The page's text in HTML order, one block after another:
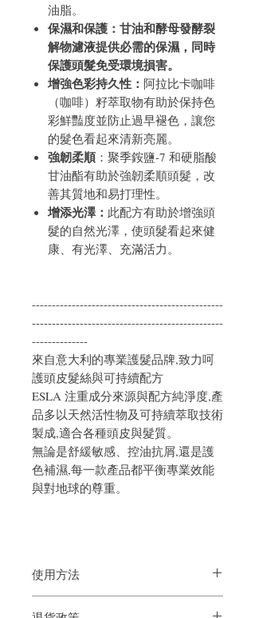
油脂。
保濕和保護：甘油和酵母發酵裂
解物濾液提供必需的保濕，同時
保護頭髮免受環境損害。
增強色彩持久性： 阿拉比卡咖啡
（咖啡）籽萃取物有助於保持色
彩鮮豔度並防止過早褪色，讓您
的髮色看起來清新亮麗。
強韌柔順 ：聚季銨鹽-7 和硬脂酸
甘油酯有助於強韌柔順頭髮，改
善其質地和易打理性。
增添光澤： 此配方有助於增強頭
髮的自然光澤，使頭髮看起來健
康、有光澤、充滿活力。
------------------------------------------------
------------------------------------------------
--------------
來自意大利的專業護髮品牌,致力呵
護頭皮髮絲與可持續配方
ESLA 注重成分來源與配方純淨度,產
品多以天然活性物及可持續萃取技術
製成,適合各種頭皮與髮質。
無論是舒緩敏感、控油抗屑,還是護
色補濕,每一款產品都平衡專業效能
與對地球的尊重。
使用方法